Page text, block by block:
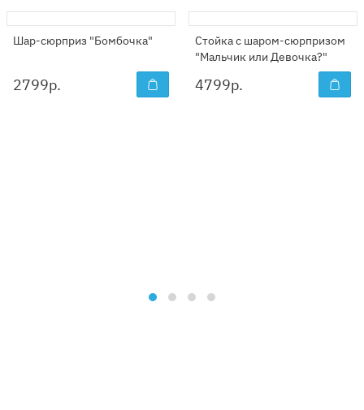
Шар-сюрприз "Бомбочка"
2799р.
Стойка с шаром-сюрпризом
"Мальчик или Девочка?"
4799р.